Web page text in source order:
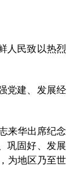
人民致以热烈
党建、发展经
来华出席纪念
巩固好、发展
为地区乃至世